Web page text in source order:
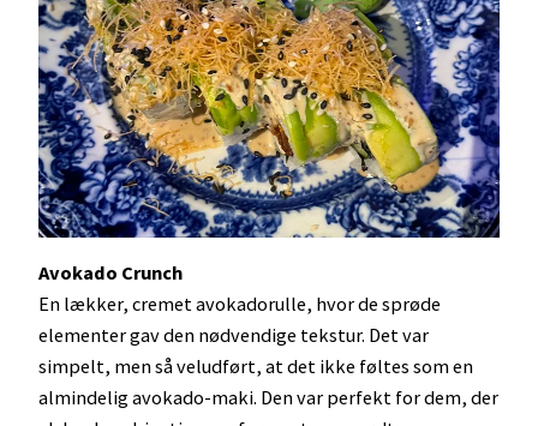
Avokado Crunch
En lækker, cremet avokadorulle, hvor de sprøde
elementer gav den nødvendige tekstur. Det var
simpelt, men så veludført, at det ikke føltes som en
almindelig avokado-maki. Den var perfekt for dem, der